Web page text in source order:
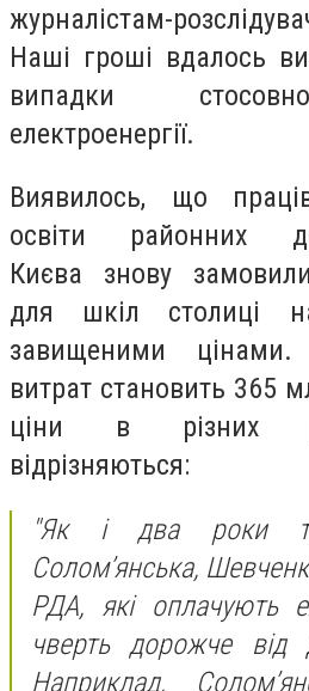
журналістам-
Наші гроші вдалось
випадки
електроенергії.
Виявилось, що
освіти районних
Києва знову
для шкіл столиці
завищеними
витрат становить 365
ціни в різних
відрізняються:
"‎Як і два роки
Солом’янська,
РДА, які оплачують
чверть дорожче від
Наприклад,